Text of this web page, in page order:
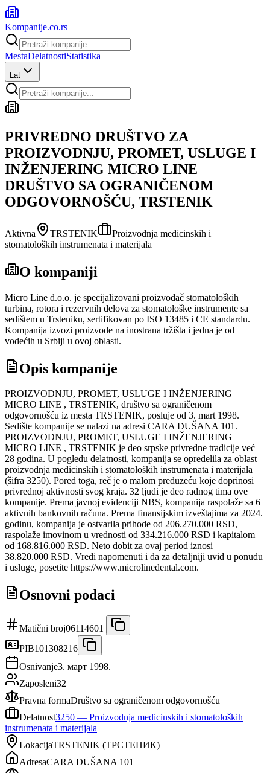
Kompanije.co.rs
MestaDelatnostiStatistika
Lat
PRIVREDNO DRUŠTVO ZA
PROIZVODNJU, PROMET, USLUGE I
INŽENJERING MICRO LINE
DRUŠTVO SA OGRANIČENOM
ODGOVORNOŠĆU, TRSTENIK
Aktivna TRSTENIK
Proizvodnja medicinskih i
stomatoloških instrumenata i materijala
O kompaniji
Micro Line d.o.o. je specijalizovani proizvođač stomatoloških
turbina, rotora i rezervnih delova za stomatološke instrumente sa
sedištem u Trsteniku, sertifikovan po ISO 13485 i CE standardu.
Kompanija izvozi proizvode na inostrana tržišta i jedna je od
vodećih u Srbiji u ovoj oblasti.
Opis kompanije
PROIZVODNJU, PROMET, USLUGE I INŽENJERING
MICRO LINE , TRSTENIK, društvo sa ograničenom
odgovornošću iz mesta TRSTENIK, posluje od 3. mart 1998.
Sedište kompanije se nalazi na adresi CARA DUŠANA 101.
PROIZVODNJU, PROMET, USLUGE I INŽENJERING
MICRO LINE , TRSTENIK je deo srpske privredne tradicije već
28 godina. U pogledu delatnosti, kompanija se opredelila za oblast
proizvodnja medicinskih i stomatoloških instrumenata i materijala
(šifra 3250). Pored toga, reč je o malom preduzeću koje doprinosi
privrednoj aktivnosti svog kraja. 32 ljudi je deo radnog tima ove
kompanije. Prema javnoj evidenciji NBS, kompanija raspolaže sa 6
aktivnih bankovnih računa. Prema finansijskim izveštajima za 2024.
godinu, kompanija je ostvarila prihode od 206.270.000 RSD,
raspolaže imovinom u vrednosti od 334.216.000 RSD i kapitalom
od 168.816.000 RSD. Neto dobit za ovaj period iznosi
38.820.000 RSD. Vredi napomenuti i da za detaljniji uvid u ponudu
i usluge, posetite https://www.microlinedental.com.
Osnovni podaci
Matični broj06114601
PIB101308216
Osnivanje3. март 1998.
Zaposleni32
Pravna formaDruštvo sa ograničenom odgovornošću
Delatnost3250 — Proizvodnja medicinskih i stomatoloških
instrumenata i materijala
LokacijaTRSTENIK (ТРСТЕНИК)
AdresaCARA DUŠANA 101